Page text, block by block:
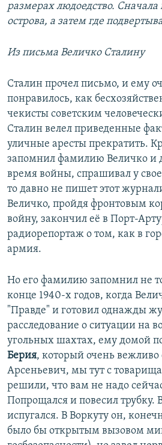
размерах людоедство. Сначала
острова, а затем где
Из письма Величко Сталину
Сталин прочел письмо, и ему
понравилось, как
чекисты советским
Сталин велел приведенные
уличные аресты прекратить.
запомнил фамилию Величко и
время войны, спрашивал у
то давно не пишет этот
Величко, пройдя фронтовым
войну, закончил её в Порт-
радиорепортаж о том, как в
армия.
Но его фамилию запомнил не
конце 1940-х годов, когда
"Правде" и готовил однажды
расследование о ситуации на
угольных шахтах, ему домой
Берия, который очень вежливо
Арсеньевич, мы тут с
решили, что вам не надо
Попрощался и повесил трубку.
испугался. В Воркуту он,
было бы открытым вызовом